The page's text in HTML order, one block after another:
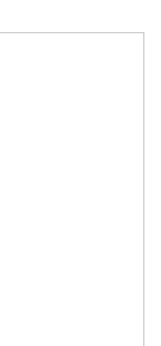
azionabile
Maniglia
con chiave di
di fondo
per
attraverso
in confezioni
PT-WL.
Grado